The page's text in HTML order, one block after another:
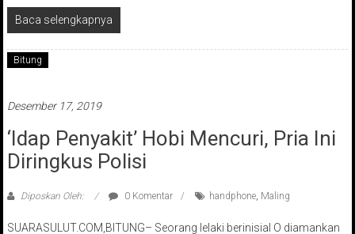
Baca selengkapnya
Bitung
Desember 17, 2019
‘Idap Penyakit’ Hobi Mencuri, Pria Ini
Diringkus Polisi
Diposkan Oleh: 0 Komentar handphone, Maling
SUARASULUT.COM,BITUNG– Seorang lelaki berinisial O diamankan